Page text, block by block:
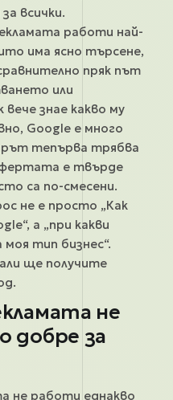
всички.
работи най-
има ясно търсене,
пряк път
или
знае какво му
Google е много
тепърва трябва
е твърде
са по-смесени.
не е просто „Как
а „при какви
тип бизнес“.
ще получите
не
добре за